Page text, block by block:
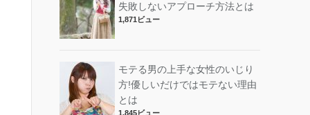
失敗しないアプローチ方法とは
1,871ビュー
モテる男の上手な女性のいじり
方!優しいだけではモテない理由
とは
1,845ビュー